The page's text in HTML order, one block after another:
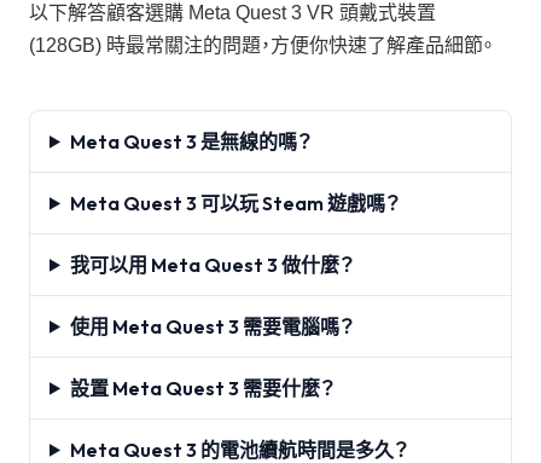
以下解答顧客選購 Meta Quest 3 VR 頭戴式裝置
(128GB) 時最常關注的問題，方便你快速了解產品細節。
Meta Quest 3 是無線的嗎？
Meta Quest 3 可以玩 Steam 遊戲嗎？
我可以用 Meta Quest 3 做什麼？
使用 Meta Quest 3 需要電腦嗎？
設置 Meta Quest 3 需要什麼？
Meta Quest 3 的電池續航時間是多久？